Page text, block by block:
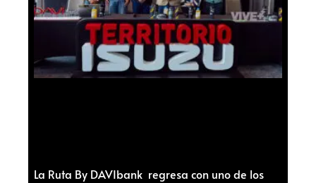
La Ruta By DAVIbank regresa con uno de los